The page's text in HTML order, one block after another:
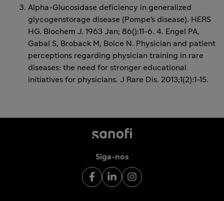
Alpha-Glucosidase deficiency in generalized
glycogenstorage disease (Pompe's disease). HERS
HG. Biochem J. 1963 Jan; 86():11-6. 4. Engel PA,
Gabal S, Broback M, Boice N. Physician and patient
perceptions regarding physician training in rare
diseases: the need for stronger educational
initiatives for physicians. J Rare Dis. 2013;1(2):1-15.
Siga-nos